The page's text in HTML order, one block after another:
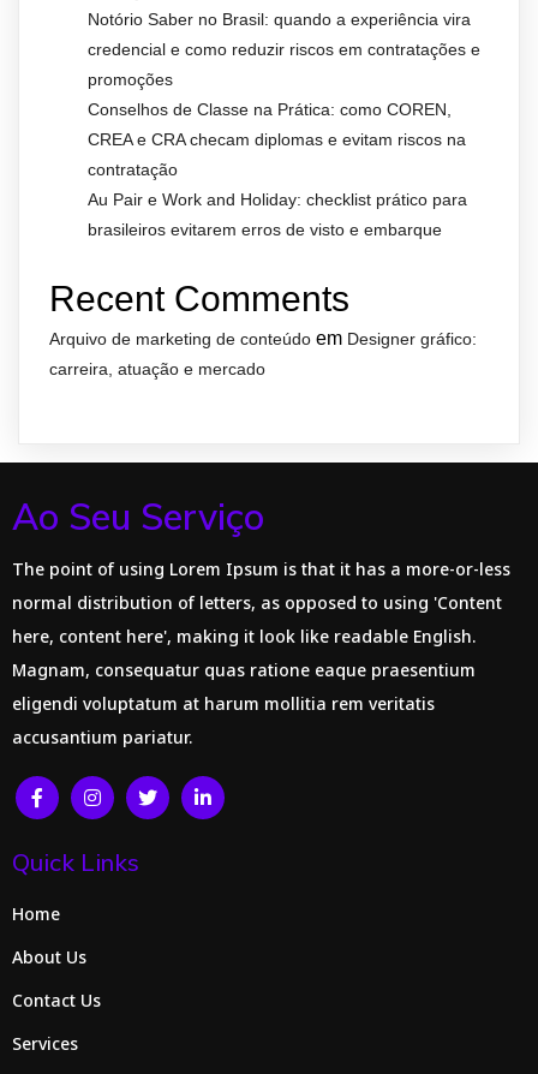
Notório Saber no Brasil: quando a experiência vira
credencial e como reduzir riscos em contratações e
promoções
Conselhos de Classe na Prática: como COREN,
CREA e CRA checam diplomas e evitam riscos na
contratação
Au Pair e Work and Holiday: checklist prático para
brasileiros evitarem erros de visto e embarque
Recent Comments
Arquivo de marketing de conteúdo em Designer gráfico:
carreira, atuação e mercado
Ao Seu Serviço
The point of using Lorem Ipsum is that it has a more-or-less
normal distribution of letters, as opposed to using 'Content
here, content here', making it look like readable English.
Magnam, consequatur quas ratione eaque praesentium
eligendi voluptatum at harum mollitia rem veritatis
accusantium pariatur.
Quick Links
Home
About Us
Contact Us
Services